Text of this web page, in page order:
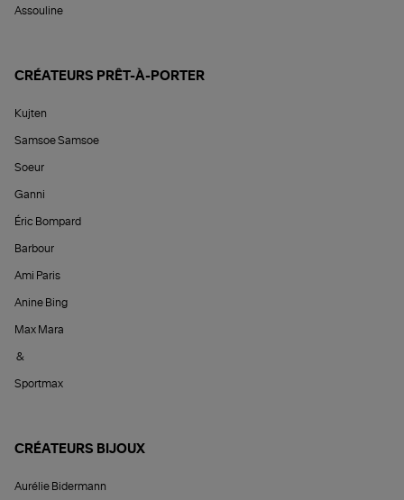
Assouline
CRÉATEURS PRÊT-À-PORTER
Kujten
Samsoe Samsoe
Soeur
Ganni
Éric Bompard
Barbour
Ami Paris
Anine Bing
Max Mara
&
Sportmax
CRÉATEURS BIJOUX
Aurélie Bidermann